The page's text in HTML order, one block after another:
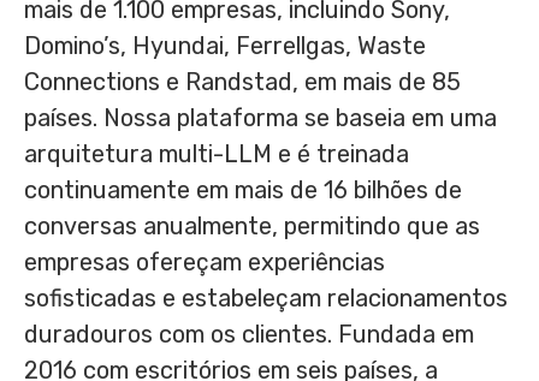
mais de 1.100 empresas, incluindo Sony,
Domino’s, Hyundai, Ferrellgas, Waste
Connections e Randstad, em mais de 85
países. Nossa plataforma se baseia em uma
arquitetura multi-LLM e é treinada
continuamente em mais de 16 bilhões de
conversas anualmente, permitindo que as
empresas ofereçam experiências
sofisticadas e estabeleçam relacionamentos
duradouros com os clientes. Fundada em
2016 com escritórios em seis países, a